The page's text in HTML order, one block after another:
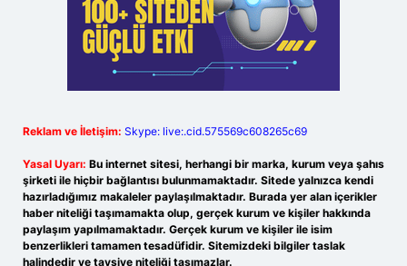
Reklam ve İletişim: Skype: live:.cid.575569c608265c69
Yasal Uyarı: Bu internet sitesi, herhangi bir marka, kurum veya şahıs
şirketi ile hiçbir bağlantısı bulunmamaktadır. Sitede yalnızca kendi
hazırladığımız makaleler paylaşılmaktadır. Burada yer alan içerikler
haber niteliği taşımamakta olup, gerçek kurum ve kişiler hakkında
paylaşım yapılmamaktadır. Gerçek kurum ve kişiler ile isim
benzerlikleri tamamen tesadüfidir. Sitemizdeki bilgiler taslak
halindedir ve tavsiye niteliği taşımazlar.